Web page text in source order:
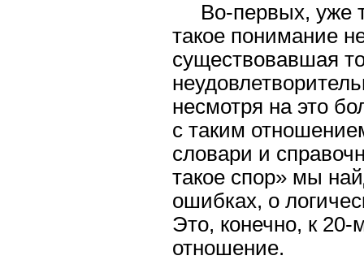
Во-первых, уже
такое понимание
существовавшая
несмотря на это
с таким
словари и
такое спор» мы
ошибках, о
Это, конечно, к 20-
отношение.